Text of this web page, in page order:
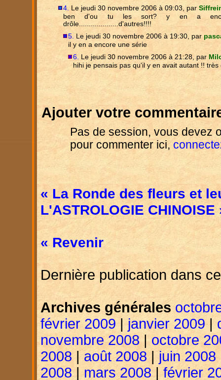
4. Le jeudi 30 novembre 2006 à 09:03, par
ben d'ou tu les sort? y en a
drôle....................d'autres!!!!
5. Le jeudi 30 novembre 2006 à 19:30, par
il y en a encore une série
6. Le jeudi 30 novembre 2006 à 21:28, par
hihi je pensais pas qu'il y en avait autant !! très
Ajouter votre
Pas de session, vous devez
pour commenter ici,
« La Ronde des fleurs et
L'ASTROLOGIE CHINOISE
« Revenir
Dernière publication dans
Archives générales
février 2009 |janvier 2009|
novembre 2008| octobre
2008| août 2008 |juin 2008
2008| mars 2008| février